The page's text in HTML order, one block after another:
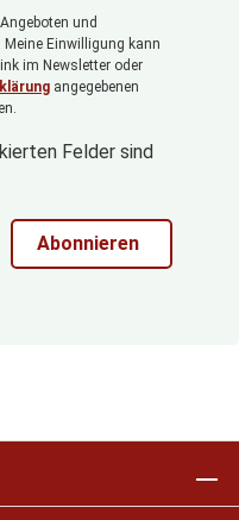
und
Meine Einwilligung kann
im Newsletter oder
angegebenen
Felder sind
Abonnieren